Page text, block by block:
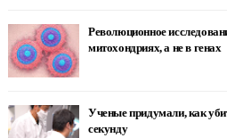
Революционное
митохондриях, а не в генах
Ученые придумали, как
секунду